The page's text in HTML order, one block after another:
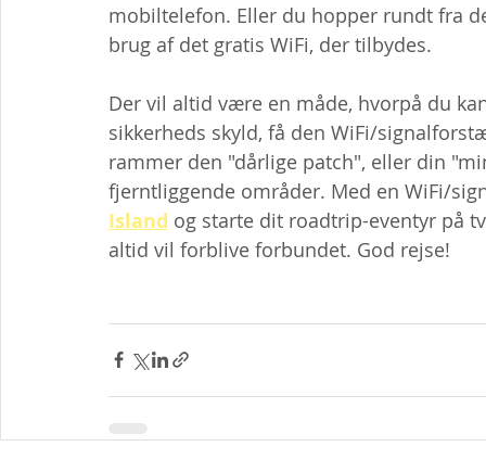
mobiltelefon. Eller du hopper rundt fra
brug af det gratis WiFi, der tilbydes.
Der vil altid være en måde, hvorpå du
sikkerheds skyld, få den WiFi/
rammer den "dårlige patch", eller din
fjerntliggende områder. Med en WiFi/
Island og starte dit roadtrip-eventyr på
altid vil forblive forbundet. God rejse!